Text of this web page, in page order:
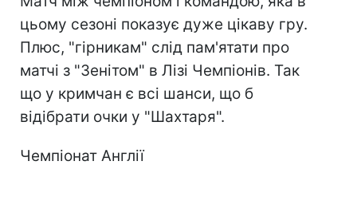
цьому сезоні показує дуже цікаву гру.
Плюс, "гірникам" слід пам'ятати про
матчі з "Зенітом" в Лізі Чемпіонів. Так
що у кримчан є всі шанси, що б
відібрати очки у "Шахтаря".
Чемпіонат Англії